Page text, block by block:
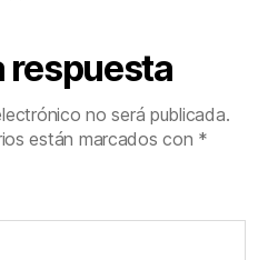
respuesta
no será publicada.
están marcados con *